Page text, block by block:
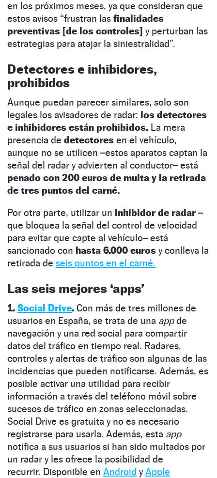
en los próximos meses, ya que consideran que
estos avisos “frustran las finalidades
preventivas [de los controles] y perturban las
estrategias para atajar la siniestralidad”.
Detectores e inhibidores,
prohibidos
Aunque puedan parecer similares, solo son
legales los avisadores de radar: los detectores
e inhibidores están prohibidos. La mera
presencia de detectores en el vehículo,
aunque no se utilicen –estos aparatos captan la
señal del radar y advierten al conductor– está
penado con 200 euros de multa y la retirada
de tres puntos del carné.
Por otra parte, utilizar un inhibidor de radar–
que bloquea la señal del control de velocidad
para evitar que capte al vehículo– está
sancionado con hasta 6.000 euros y conlleva la
retirada de seis puntos en el carné.
Las seis mejores ‘apps’
1. Social Drive. Con más de tres millones de
usuarios en España, se trata de una appde
navegación y una red social para compartir
datos del tráfico en tiempo real. Radares,
controles y alertas de tráfico son algunas de las
incidencias que pueden notificarse. Además, es
posible activar una utilidad para recibir
información a través del teléfono móvil sobre
sucesos de tráfico en zonas seleccionadas.
Social Drive es gratuita y no es necesario
registrarse para usarla. Además, esta app
notifica a sus usuarios si han sido multados por
un radar y les ofrece la posibilidad de
recurrir. Disponible en Android yApple